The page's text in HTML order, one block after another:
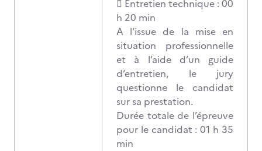
 Entretien technique : 00
h 20 min
A l’issue de la mise en
situation professionnelle
et à l’aide d’un guide
d’entretien, le jury
questionne le candidat
sur sa prestation.
Durée totale de l’épreuve
pour le candidat : 01 h 35
min